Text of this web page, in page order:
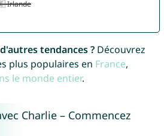
tendances ?Découvrez
plus populaires en France,
le monde entier.
Charlie – Commencez